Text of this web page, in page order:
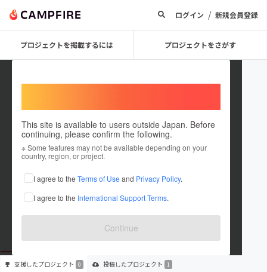
ログイン / 新規会員登録
プロジェクトを掲載するには プロジェクトをさがす
This site is available to users outside Japan. Before
continuing, please confirm the following.
※ Some features may not be available depending on your
country, region, or project.
I agree to the Terms of Use and Privacy Policy.
I agree to the International Support Terms.
Continue
One_heart
これまでに1件のプロジェクトを投稿しています
在住国：日本 現在地：熊本県
出身国：日本 出身地：熊本県
支援したプロジェクト 0 投稿したプロジェクト 1